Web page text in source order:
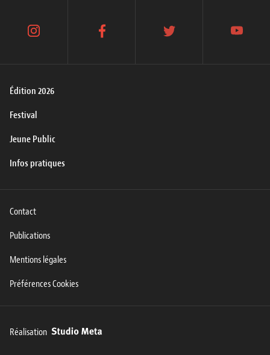
Édition 2026
Festival
Jeune Public
Infos pratiques
instagram facebook twitter youtube
Contact
Publications
Mentions légales
Préférences Cookies
Réalisation